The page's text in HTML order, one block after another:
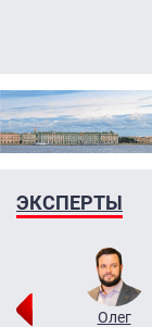
ЭКСПЕРТЫ
Олег